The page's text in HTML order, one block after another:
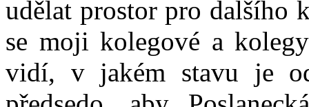
udělat prostor pro dalšího
se moji kolegové a
vidí, v jakém stavu je